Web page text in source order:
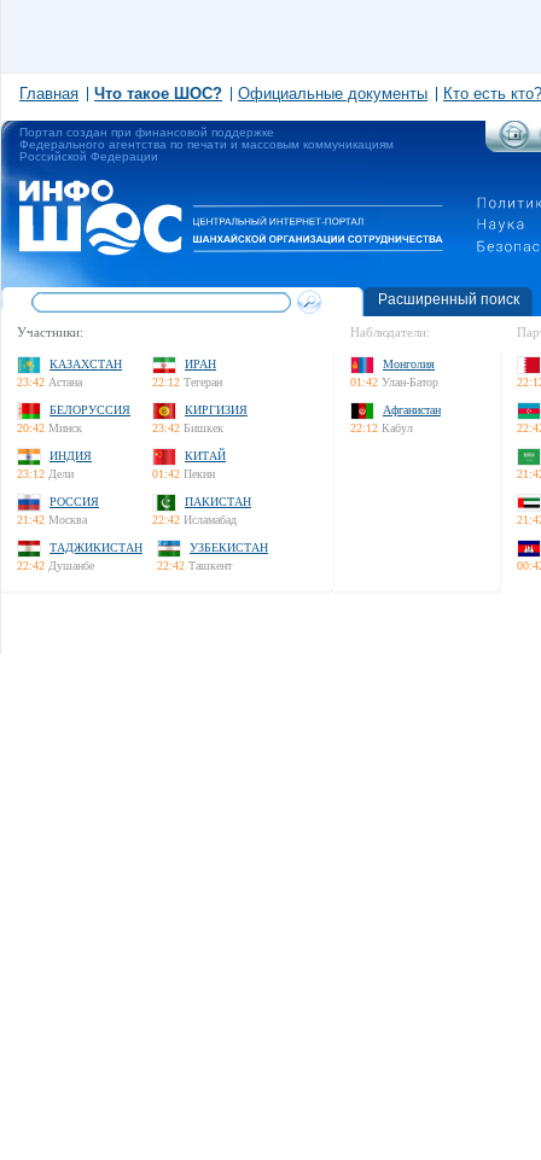
Главная Что такое ШОС? Официальные документы Кто есть кто?
Портал создан при финансовой поддержке
Федерального агентства по печати и массовым коммуникациям
Российской Федерации
Расширенный поиск
Участники:
КАЗАХСТАН
23:42 Астана
ИРАН
22:12 Тегеран
БЕЛОРУССИЯ
20:42 Минск
КИРГИЗИЯ
23:42 Бишкек
ИНДИЯ
23:12 Дели
КИТАЙ
01:42 Пекин
РОССИЯ
21:42 Москва
ПАКИСТАН
22:42 Исламабад
ТАДЖИКИСТАН
22:42 Душанбе
УЗБЕКИСТАН
22:42 Ташкент
Наблюдатели:
Монголия
01:42 Улан-Батор
Афганистан
22:12 Кабул